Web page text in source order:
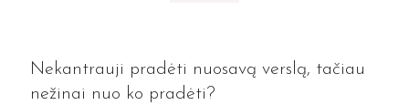
Nekantrauji pradėti nuosavą verslą, tačiau
nežinai nuo ko pradėti?